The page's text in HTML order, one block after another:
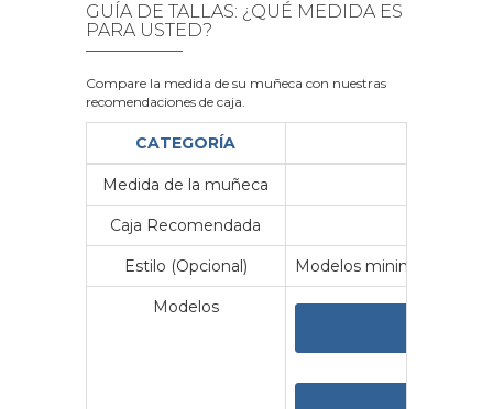
GUÍA DE TALLAS: ¿QUÉ MEDIDA ES
PARA USTED?
Compare la medida de su muñeca con nuestras
recomendaciones de caja.
CATEGORÍA
Medida de la muñeca
Caja Recomendada
Estilo (Opcional) Modelos minimalistas y
Modelos